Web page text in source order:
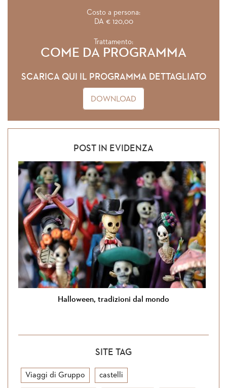
Costo a persona:
DA € 120,00
Trattamento:
COME DA PROGRAMMA
SCARICA QUI IL PROGRAMMA DETTAGLIATO
DOWNLOAD
POST IN EVIDENZA
Halloween, tradizioni dal mondo
SITE TAG
Viaggi di Gruppo castelli